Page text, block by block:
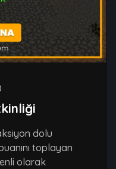
dolu
toplayan
olarak